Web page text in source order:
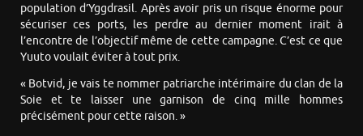
population d’Yggdrasil. Après avoir pris un risque énorme pour
sécuriser ces ports, les perdre au dernier moment irait à
l’encontre de l’objectif même de cette campagne. C’est ce que
Yuuto voulait éviter à tout prix.
« Botvid, je vais te nommer patriarche intérimaire du clan de la
Soie et te laisser une garnison de cinq mille hommes
précisément pour cette raison. »